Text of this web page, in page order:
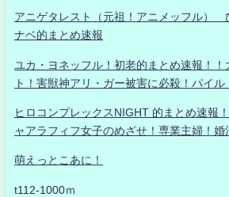
アニゲタレスト（元祖！アニメッフル）
ナベ的まとめ速報
ユカ・ヨネッフル！初老的まとめ速報！！
ト！害獣神アリ・ガー被害に必殺！パイル
ヒロコンプレックスNIGHT 的まとめ速報
ャアラフィフ女子のめざせ！専業主婦！婚
萌えっとこあに！
t112-1000ｍ